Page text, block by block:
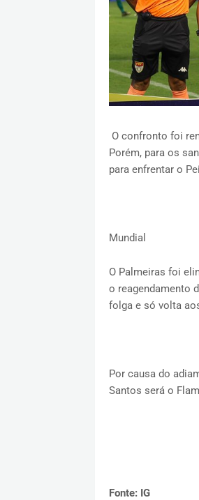
O confronto foi
Porém, para os
para enfrentar o
Mundial
O Palmeiras foi
o reagendamento
folga e só volta
Por causa do
Santos será o
Fonte: IG